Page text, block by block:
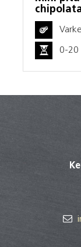
0-20